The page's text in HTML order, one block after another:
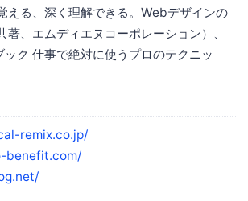
える、深く理解できる。Webデザインの
著、エムディエヌコーポレーション）、
ック 仕事で絶対に使うプロのテクニッ
remix.co.jp/
benefit.com/